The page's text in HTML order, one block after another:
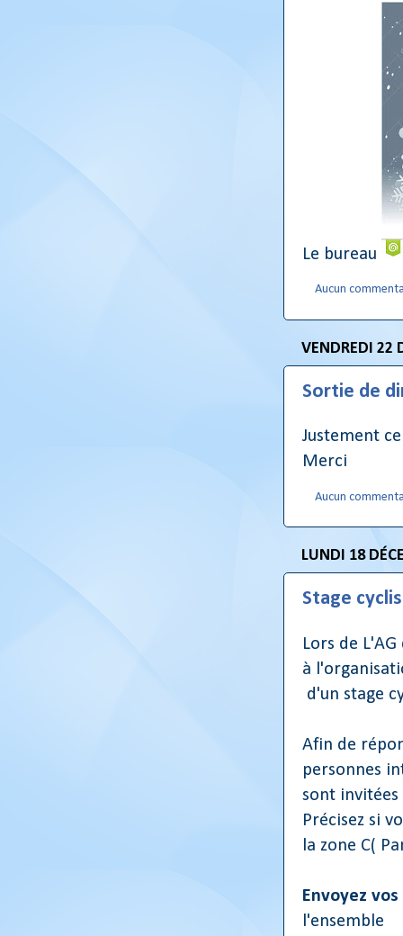
Le bureau
Aucun
VENDREDI 22
Sortie de
Justement
Merci
Aucun
LUNDI 18
Stage
Lors de
à
d'un stage
Afin de
personnes
sont
Précisez si
la zone C(
Envoyez
l'ensemble